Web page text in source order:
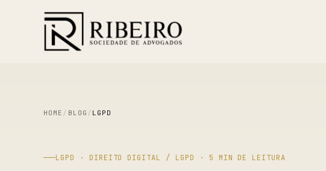
HOME / BLOG / LGPD
LGPD · DIREITO DIGITAL / LGPD · 5 MIN DE LEITURA